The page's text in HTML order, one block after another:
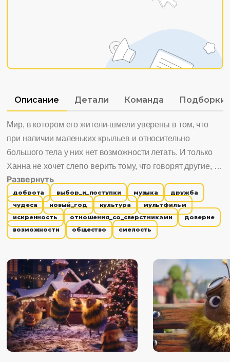
Описание Детали Команда Подборки
Мир, в котором его жители-шмели уверены в том, что
при наличии маленьких крыльев и относительно
большого тела у них нет возможности летать. И только
Ханна не хочет слепо верить тому, что говорят другие, и
в вместо этого преследует свою собственную мечту.
Развернуть
доброта выбор_и_поступки музыка
дружба
чудеса
новый_год культура
мультфильм
искренность
отношения_со_сверстниками
доверие
возможности
общество смелость